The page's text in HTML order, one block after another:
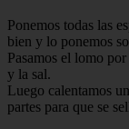
Ponemos todas las
bien y lo ponemos
Pasamos el lomo
y la sal.
Luego calentamos
partes para que se